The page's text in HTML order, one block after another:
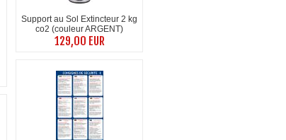
Support au Sol Extincteur 2 kg
co2 (couleur ARGENT)
129,00 EUR